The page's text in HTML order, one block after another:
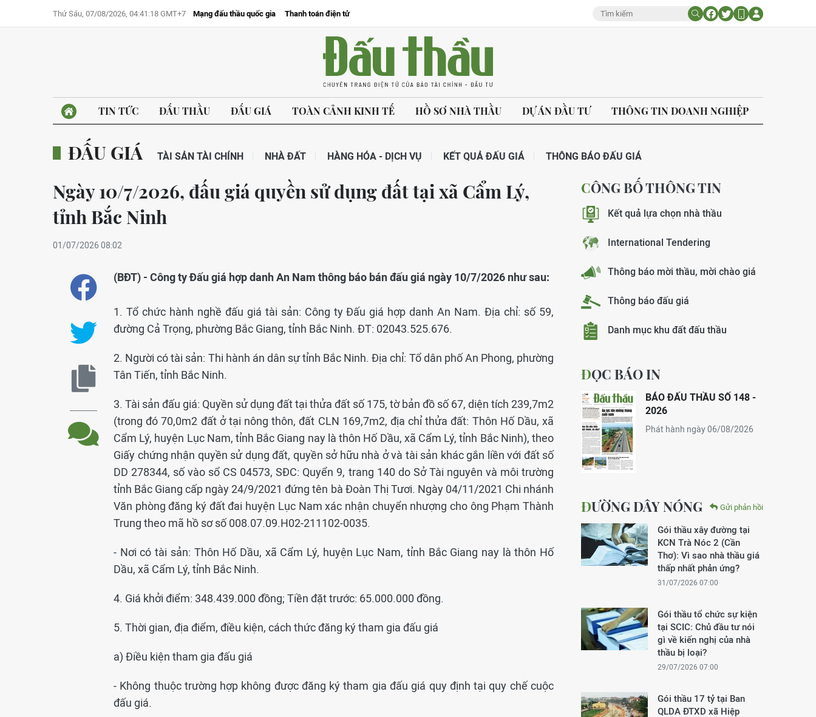
Thứ Sáu, 07/08/2026, 04:41:18 GMT+7 Mạng đấu thầu quốc gia Thanh toán điện tử
TIN TỨC ĐẤU THẦU ĐẤU GIÁ TOÀN CẢNH KINH TẾ HỒ SƠ NHÀ THẦU DỰ ÁN ĐẦU TƯ THÔNG TIN DOANH NGHIỆP
ĐẤU GIÁ TÀI SẢN TÀI CHÍNH NHÀ ĐẤT HÀNG HÓA - DỊCH VỤ KẾT QUẢ ĐẤU GIÁ THÔNG BÁO ĐẤU GIÁ
Ngày 10/7/2026, đấu giá quyền sử dụng đất tại xã Cẩm Lý,
tỉnh Bắc Ninh
01/07/2026 08:02
(BĐT) - Công ty Đấu giá hợp danh An Nam thông báo bán đấu giá ngày 10/7/2026 như sau:
1. Tổ chức hành nghề đấu giá tài sản: Công ty Đấu giá hợp danh An Nam. Địa chỉ: số 59,
đường Cả Trọng, phường Bắc Giang, tỉnh Bắc Ninh. ĐT: 02043.525.676.
2. Người có tài sản: Thi hành án dân sự tỉnh Bắc Ninh. Địa chỉ: Tổ dân phố An Phong, phường
Tân Tiến, tỉnh Bắc Ninh.
3. Tài sản đấu giá: Quyền sử dụng đất tại thửa đất số 175, tờ bản đồ số 67, diện tích 239,7m2
(trong đó 70,0m2 đất ở tại nông thôn, đất CLN 169,7m2, địa chỉ thửa đất: Thôn Hố Dầu, xã
Cẩm Lý, huyện Lục Nam, tỉnh Bắc Giang nay là thôn Hố Dầu, xã Cẩm Lý, tỉnh Bắc Ninh), theo
Giấy chứng nhận quyền sử dụng đất, quyền sở hữu nhà ở và tài sản khác gắn liền với đất số
DD 278344, số vào sổ CS 04573, SĐC: Quyển 9, trang 140 do Sở Tài nguyên và môi trường
tỉnh Bắc Giang cấp ngày 24/9/2021 đứng tên bà Đoàn Thị Tươi. Ngày 04/11/2021 Chi nhánh
Văn phòng đăng ký đất đai huyện Lục Nam xác nhận chuyển nhượng cho ông Phạm Thành
Trung theo mã hồ sơ số 008.07.09.H02-211102-0035.
- Nơi có tài sản: Thôn Hố Dầu, xã Cẩm Lý, huyện Lục Nam, tỉnh Bắc Giang nay là thôn Hố
Dầu, xã Cẩm Lý, tỉnh Bắc Ninh.
4. Giá khởi điểm: 348.439.000 đồng; Tiền đặt trước: 65.000.000 đồng.
5. Thời gian, địa điểm, điều kiện, cách thức đăng ký tham gia đấu giá
a) Điều kiện tham gia đấu giá
- Không thuộc trường hợp không được đăng ký tham gia đấu giá quy định tại quy chế cuộc
đấu giá.
CÔNG BỐ THÔNG TIN
Kết quả lựa chọn nhà thầu
International Tendering
Thông báo mời thầu, mời chào giá
Thông báo đấu giá
Danh mục khu đất đấu thầu
ĐỌC BÁO IN
BÁO ĐẤU THẦU SỐ 148 -
2026
Phát hành ngày 06/08/2026
ĐƯỜNG DÂY NÓNG Gửi phản hồi
Gói thầu xây đường tại
KCN Trà Nóc 2 (Cần
Thơ): Vì sao nhà thầu giá
thấp nhất phản ứng?
31/07/2026 07:00
Gói thầu tổ chức sự kiện
tại SCIC: Chủ đầu tư nói
gì về kiến nghị của nhà
thầu bị loại?
29/07/2026 07:00
Gói thầu 17 tỷ tại Ban
QLDA ĐTXD xã Hiệp